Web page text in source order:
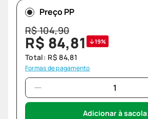
Preço PP
R$104,90
R$ 84,81 19%
Total: R$ 84,81
Formas de pagamento
Adicionar à sacola